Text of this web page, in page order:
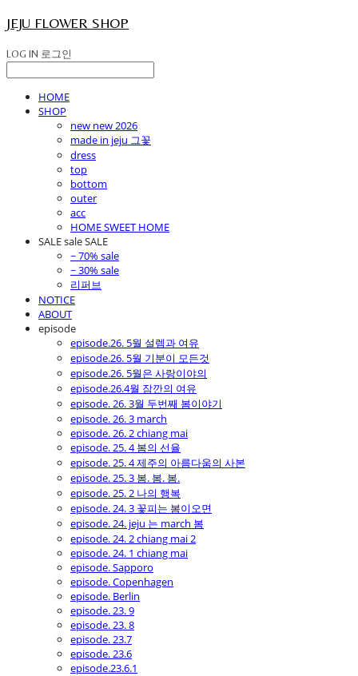
JEJU FLOWER SHOP
LOG IN 로그인
HOME
SHOP
new new 2026
made in jeju 그꽃
dress
top
bottom
outer
acc
HOME SWEET HOME
SALE sale SALE
~ 70% sale
~ 30% sale
리퍼브
NOTICE
ABOUT
episode
episode.26. 5월 설렘과 여유
episode.26. 5월 기분이 모든것
episode.26. 5월은 사랑이야의
episode.26.4월 잠깐의 여유
episode. 26. 3월 두번째 봄이야기
episode. 26. 3 march
episode. 26. 2 chiang mai
episode. 25. 4 봄의 선율
episode. 25. 4 제주의 아름다움의 사본
episode. 25. 3 봄. 봄. 봄.
episode. 25. 2 나의 행복
episode. 24. 3 꽃피는 봄이오면
episode. 24. jeju 는 march 봄
episode. 24. 2 chiang mai 2
episode. 24. 1 chiang mai
episode. Sapporo
episode. Copenhagen
episode. Berlin
episode. 23. 9
episode. 23. 8
episode. 23.7
episode. 23.6
episode.23.6.1